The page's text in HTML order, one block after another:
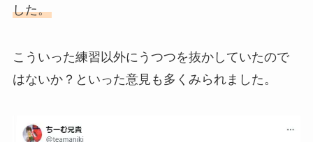
した。
こういった練習以外にうつつを抜かしていたので
はないか？といった意見も多くみられました。